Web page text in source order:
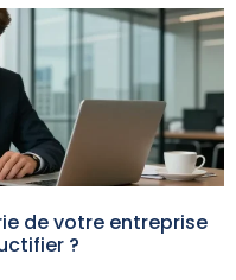
de votre entreprise
?